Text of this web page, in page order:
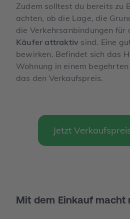
Zudem solltest du bereits zu
achten, ob die Lage, die
die Verkehrsanbindungen für
Käufer attraktiv sind. Eine
bewirken. Befindet sich das
Wohnung in einem
das den Verkaufspreis.
Jetzt
Mit dem Einkauf macht